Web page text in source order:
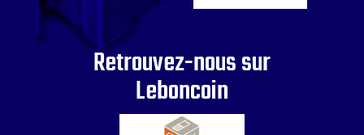
Retrouvez-nous sur
Leboncoin